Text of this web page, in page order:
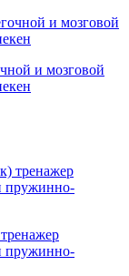
и мозговой
пружинно-